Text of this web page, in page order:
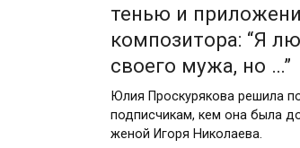
тенью и
композитора: “Я
своего мужа, но …”
Юлия Проскурякова решила
подписчикам, кем она была
женой Игоря Николаева.